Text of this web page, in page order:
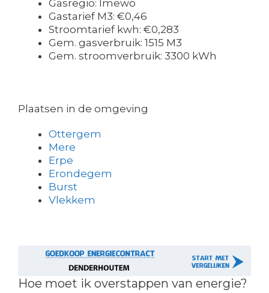
Gasregio: Imewo
Gastarief M3: €0,46
Stroomtarief kwh: €0,283
Gem. gasverbruik: 1515 M3
Gem. stroomverbruik: 3300 kWh
Plaatsen in de omgeving
Ottergem
Mere
Erpe
Erondegem
Burst
Vlekkem
Hoe moet ik overstappen van energie?